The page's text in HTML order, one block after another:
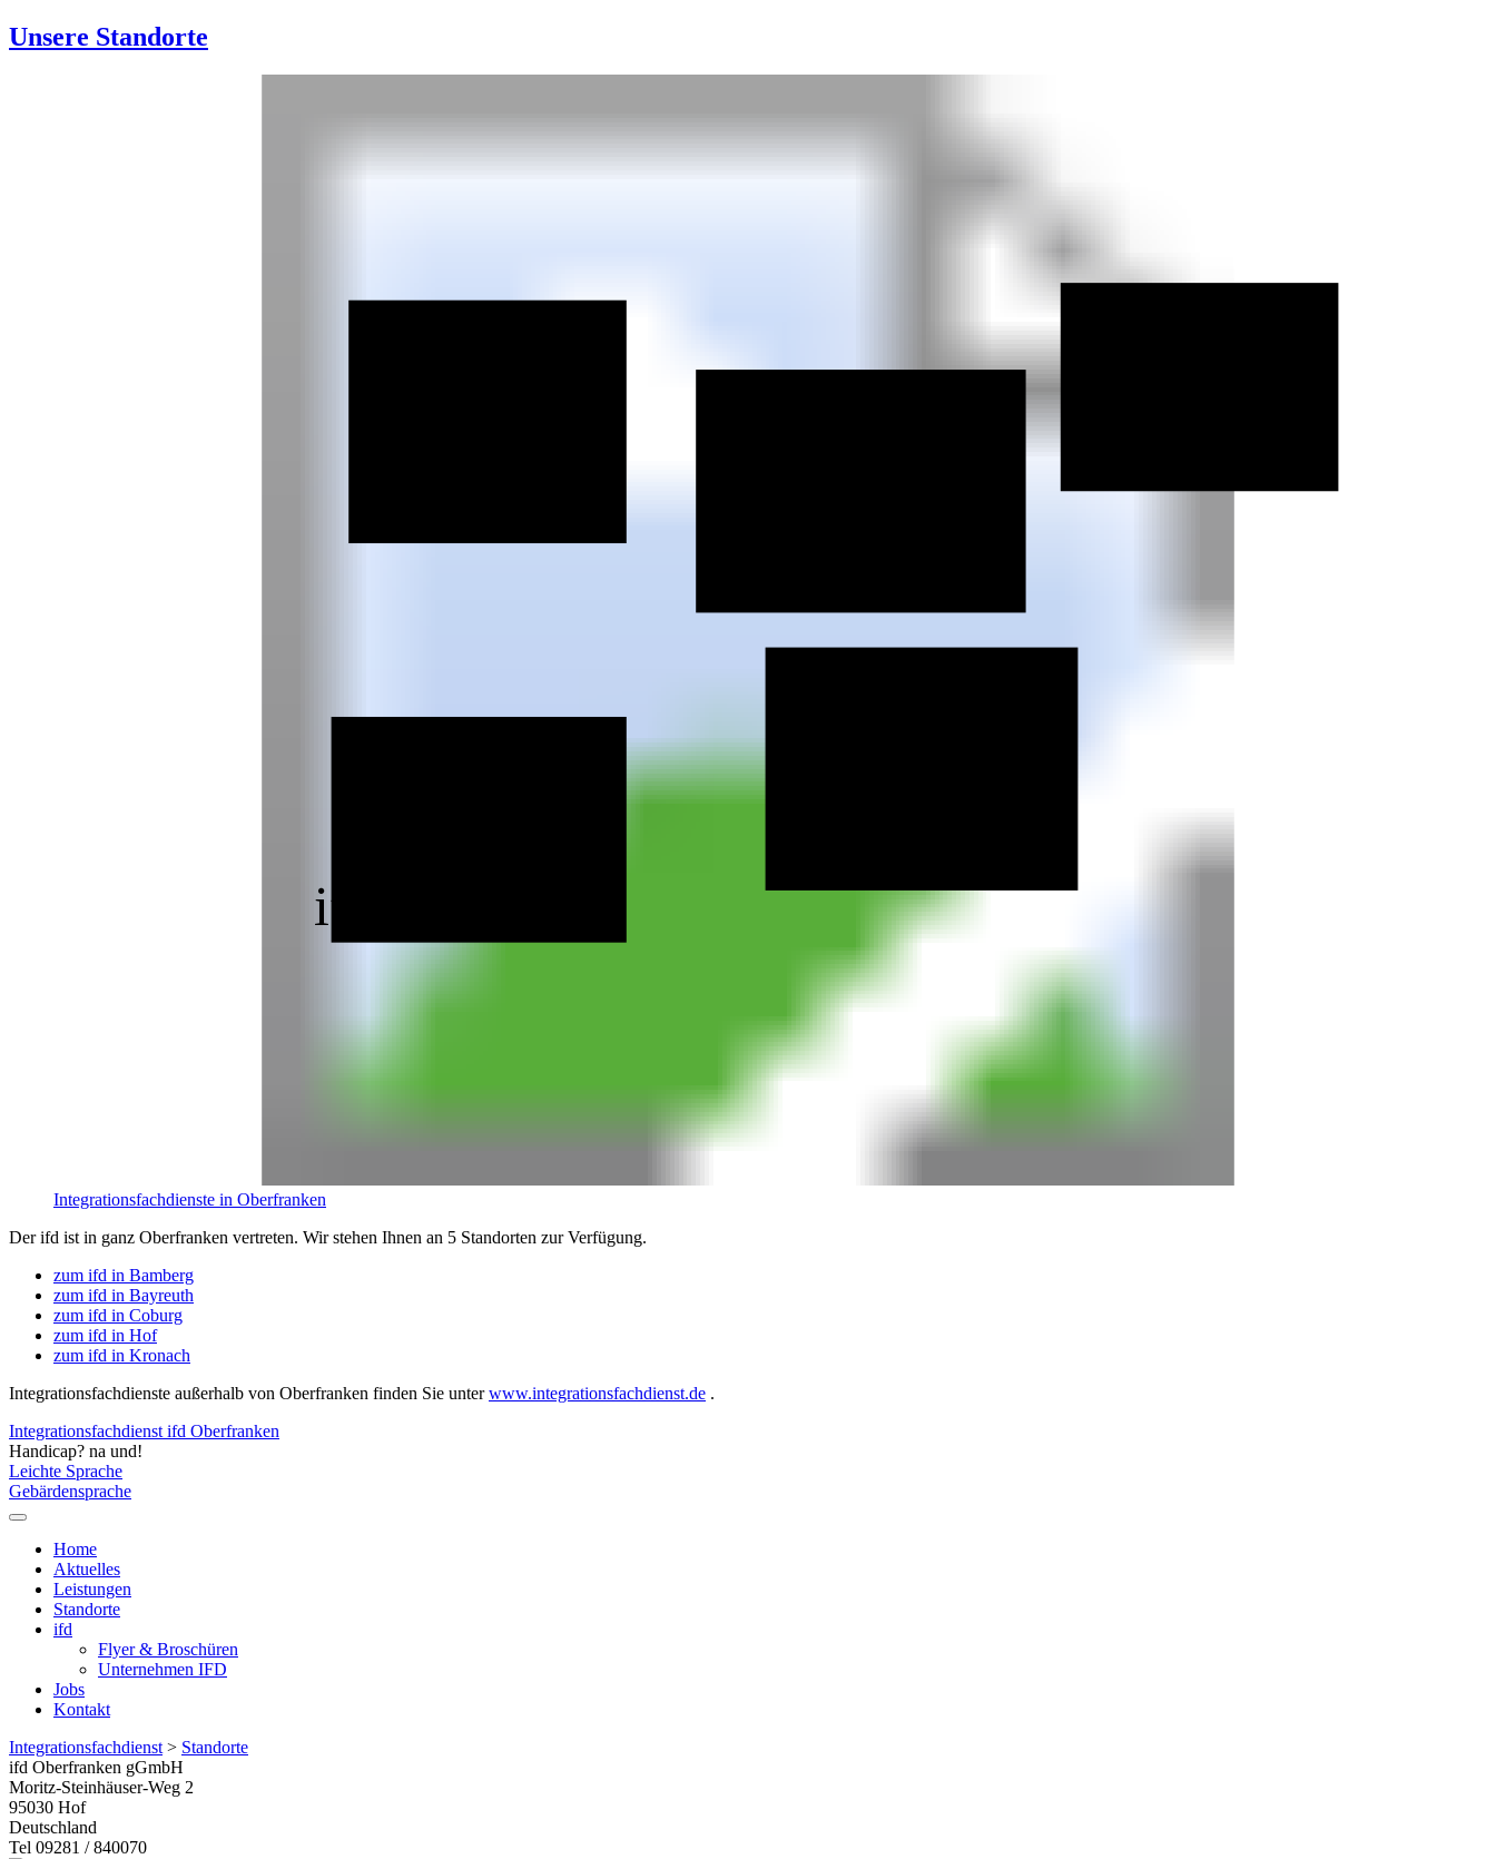
Unsere Standorte
ifd Bamberg
Integrationsfachdienste in Oberfranken
Der ifd ist in ganz Oberfranken vertreten. Wir stehen Ihnen an 5 Standorten zur Verfügung.
zum ifd in Bamberg
zum ifd in Bayreuth
zum ifd in Coburg
zum ifd in Hof
zum ifd in Kronach
Integrationsfachdienste außerhalb von Oberfranken finden Sie unterwww.integrationsfachdienst.de .
Integrationsfachdienst ifd Oberfranken
Handicap? na und!
Leichte Sprache
Gebärdensprache
Home
Aktuelles
Leistungen
Standorte
ifd
Flyer & Broschüren
Unternehmen IFD
Jobs
Kontakt
Integrationsfachdienst > Standorte
ifd Oberfranken gGmbH
Moritz-Steinhäuser-Weg 2
95030 Hof
Deutschland
Tel 09281 / 840070